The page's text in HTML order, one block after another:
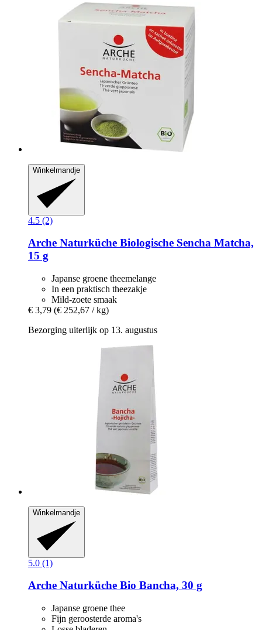
Winkelmandje
4.5 (2)
Arche Naturküche Biologische Sencha Matcha,
15 g
Japanse groene theemelange
In een praktisch theezakje
Mild-zoete smaak
€ 3,79 (€ 252,67 / kg)
Bezorging uiterlijk op 13. augustus
Winkelmandje
5.0 (1)
Arche Naturküche Bio Bancha, 30 g
Japanse groene thee
Fijn geroosterde aroma's